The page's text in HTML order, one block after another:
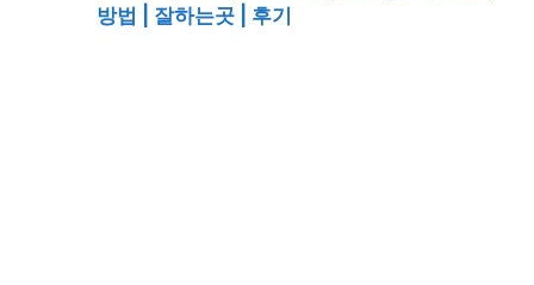
방법 | 잘하는곳 | 후기